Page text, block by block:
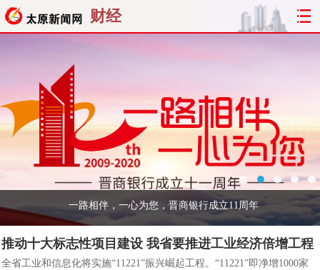
财经
一路相伴，一心为您，晋商银行成立11周年
推动十大标志性项目建设 我省要推进工业经济倍增工程
全省工业和信息化将实施“11221”振兴崛起工程。“11221”即净增1000家